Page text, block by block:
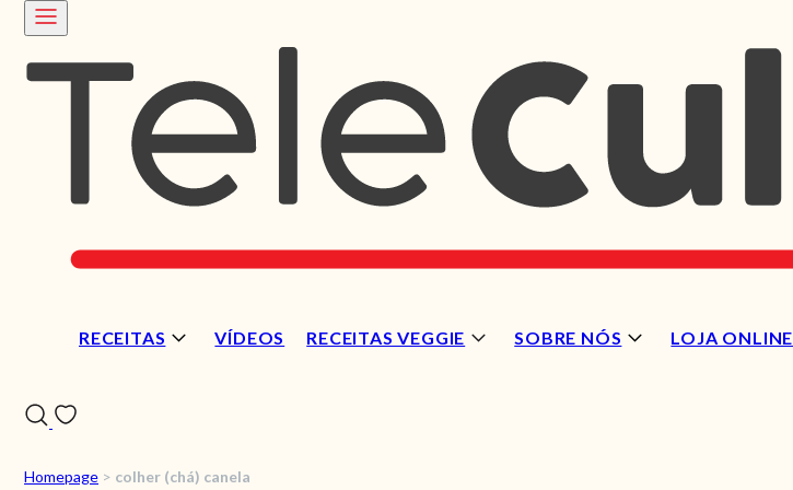
RECEITAS VÍDEOS RECEITAS VEGGIE SOBRE NÓS LOJA ONLINE
Homepage > colher (chá) canela